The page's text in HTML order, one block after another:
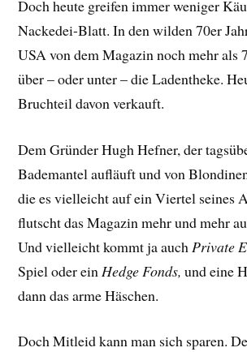
Doch heute greifen immer weniger
Nackedei-Blatt. In den wilden 70er
USA von dem Magazin noch mehr
über – oder unter – die Ladentheke.
Bruchteil davon verkauft.
Dem Gründer Hugh Hefner, der
Bademantel aufläuft und von
die es vielleicht auf ein Viertel seines
flutscht das Magazin mehr und mehr
Und vielleicht kommt ja auch Private
Spiel oder ein Hedge Fonds, und eine
dann das arme Häschen.
Doch Mitleid kann man sich sparen.